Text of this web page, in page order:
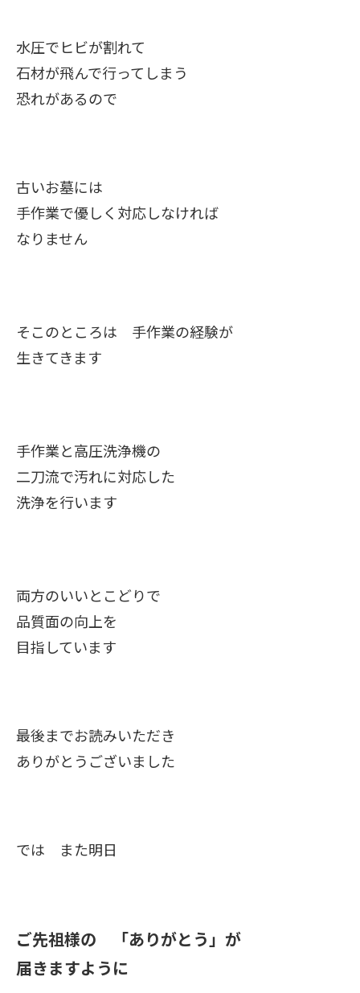
水圧でヒビが割れて
石材が飛んで行ってしまう
恐れがあるので
古いお墓には
手作業で優しく対応しなければ
なりません
そこのところは 手作業の経験が
生きてきます
手作業と高圧洗浄機の
二刀流で汚れに対応した
洗浄を行います
両方のいいとこどりで
品質面の向上を
目指しています
最後までお読みいただき
ありがとうございました
では また明日
ご先祖様の 「ありがとう」が
届きますように